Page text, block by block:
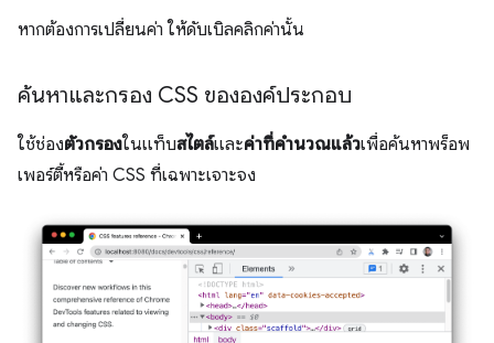
หากต้องการเปลี่ยนค่า ให้ดับเบิลคลิกค่านั้น
ค้นหาและกรอง CSS ขององค์ประกอบ
ใช้ช่องตัวกรองในแท็บสไตล์และค่าที่คำนวณแล้วเพื่อค้นหาพร็อพ
เพอร์ตี้หรือค่า CSS ที่เฉพาะเจาะจง